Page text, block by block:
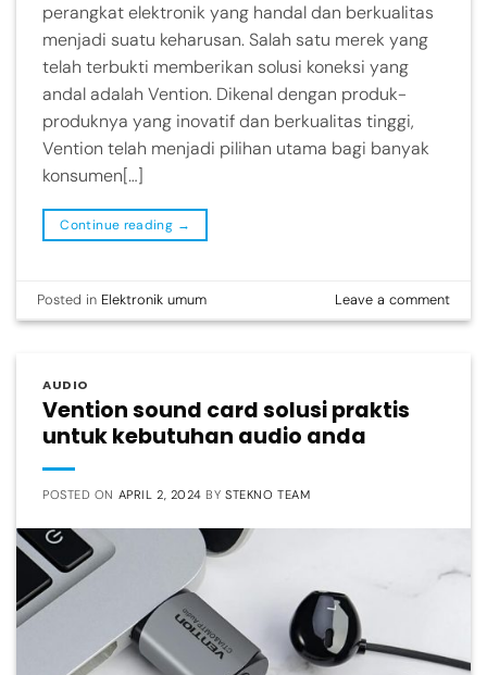
perangkat elektronik yang handal dan berkualitas
menjadi suatu keharusan. Salah satu merek yang
telah terbukti memberikan solusi koneksi yang
andal adalah Vention. Dikenal dengan produk-
produknya yang inovatif dan berkualitas tinggi,
Vention telah menjadi pilihan utama bagi banyak
konsumen[…]
Continue reading →
Posted in Elektronik umum Leave a comment
AUDIO
Vention sound card solusi praktis
untuk kebutuhan audio anda
POSTED ON APRIL 2, 2024 BYSTEKNO TEAM